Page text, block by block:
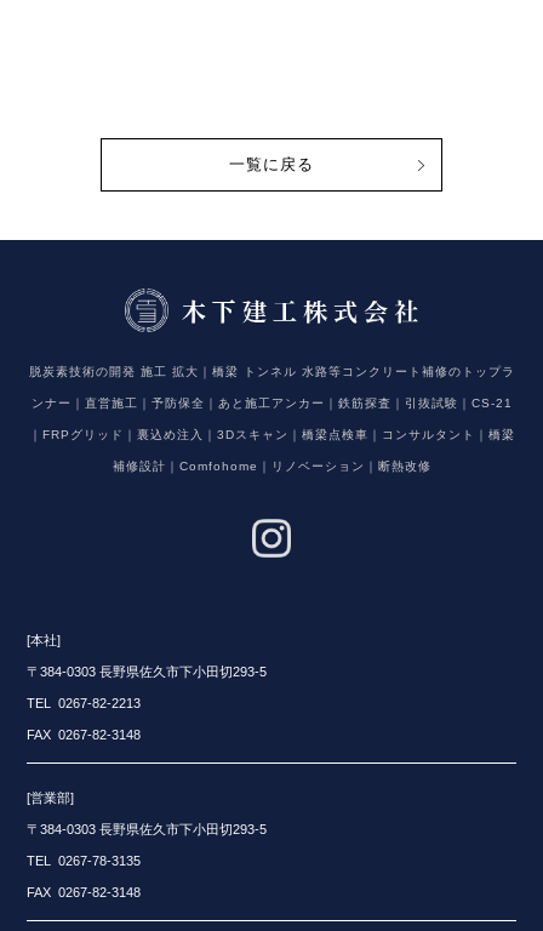
一覧に戻る
脱炭素技術の開発 施工 拡大｜橋梁 トンネル 水路等コンクリート補修のトップラ
ンナー｜直営施工｜予防保全｜あと施工アンカー｜鉄筋探査｜引抜試験｜CS-21
｜FRPグリッド｜裏込め注入｜3Dスキャン｜橋梁点検車｜コンサルタント｜橋梁
補修設計｜Comfohome｜リノベーション｜断熱改修
[本社]
〒384-0303 長野県佐久市下小田切293-5
TEL 0267-82-2213
FAX 0267-82-3148
[営業部]
〒384-0303 長野県佐久市下小田切293-5
TEL 0267-78-3135
FAX 0267-82-3148